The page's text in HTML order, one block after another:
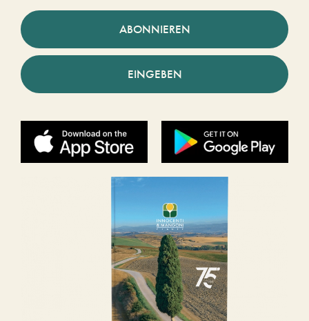
ABONNIEREN
EINGEBEN